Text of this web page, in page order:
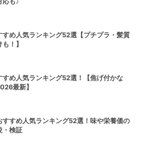
すめ人気ランキング52選【プチプラ・髪質
！】
すめ人気ランキング52選！【焦げ付かな
最新】
すすめ人気ランキング52選！味や栄養価の
・検証